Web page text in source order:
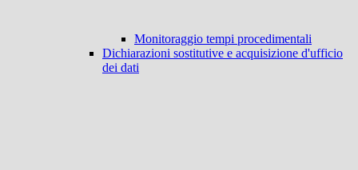
Monitoraggio tempi procedimentali
Dichiarazioni sostitutive e acquisizione d'ufficio
dei dati